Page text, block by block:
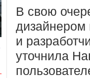
В свою
дизайнером
и
уточнила